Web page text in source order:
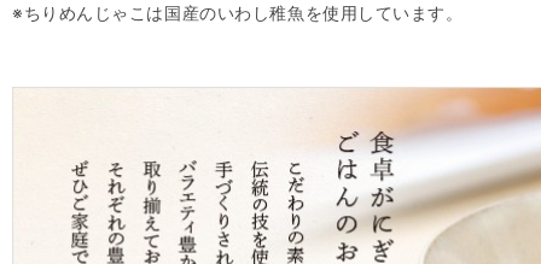
※ちりめんじゃこは国産のいわし稚魚を使用しています。